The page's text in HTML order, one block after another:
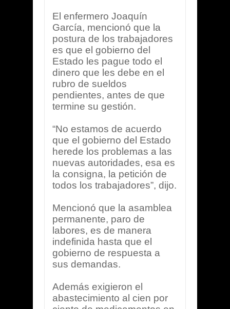
El enfermero Joaquín
García, mencionó que la
postura de los trabajadores
es que el gobierno del
Estado les pague todo el
dinero que les debe en el
rubro de sueldos
pendientes, antes de que
termine su gestión.
“No estamos de acuerdo
que el gobierno del Estado
herede los problemas a las
nuevas autoridades, esa es
la consigna, la petición de
todos los trabajadores”, dijo.
Mencionó que la asamblea
permanente, paro de
labores, es de manera
indefinida hasta que el
gobierno de respuesta a
sus demandas.
Además exigieron el
abastecimiento al cien por